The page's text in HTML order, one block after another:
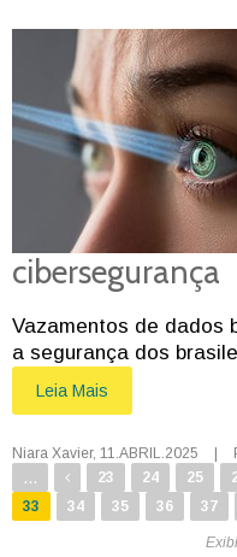
cibersegurança
Vazamentos de dados
a segurança dos
Leia Mais
Niara Xavier, 11.ABRIL.2025 |
... 23 24 25
33
34 35 36 37